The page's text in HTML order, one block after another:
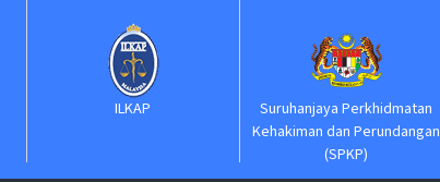
ILKAP
Suruhanjaya Perkhidmatan
Kehakiman dan Perundangan
(SPKP)